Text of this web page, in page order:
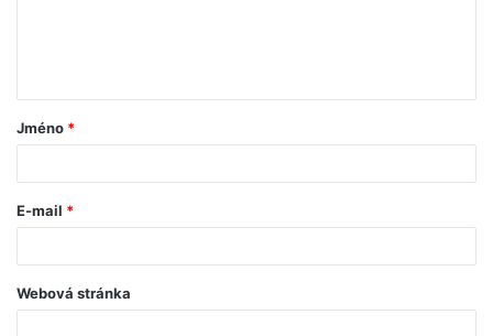
Jméno *
E-mail *
Webová stránka